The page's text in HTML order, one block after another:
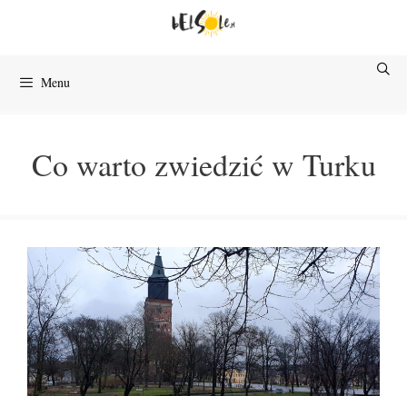
Menu
Co warto zwiedzić w Turku